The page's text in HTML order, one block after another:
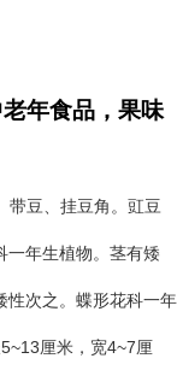
年食品，果味
带豆、挂豆角。豇豆
一年生植物。茎有矮
性次之。蝶形花科一年
5~13厘米，宽4~7厘